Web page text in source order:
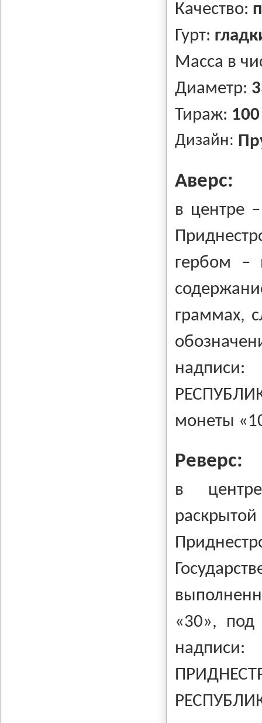
Качество:
Гурт:
Масса в
Диаметр:
Тираж:
Дизайн:
Аверс:
в центре
гербом –
граммах,
монеты
Реверс:
в
«30», под